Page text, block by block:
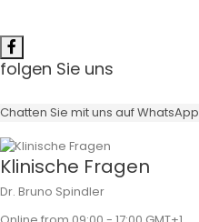
folgen Sie uns
Chatten Sie mit uns auf WhatsApp
Klinische Fragen
Dr. Bruno Spindler